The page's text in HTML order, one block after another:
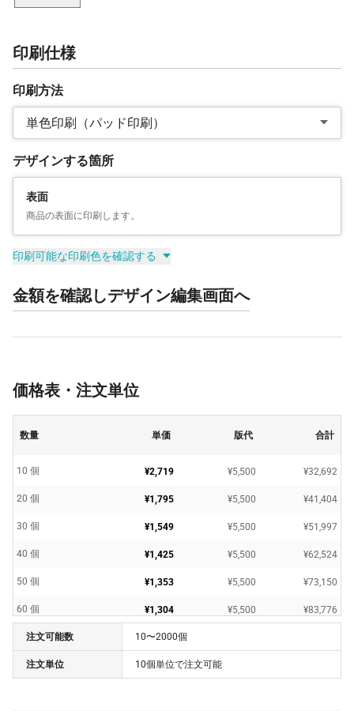
印刷仕様
印刷方法
単色印刷（パッド印刷）
デザインする箇所
表面
商品の表面に印刷します。
印刷可能な印刷色を確認する
金額を確認しデザイン編集画面へ
価格表・注文単位
数量 単価 版代 合計
10 個 ¥2,719 ¥5,500 ¥32,692
20 個 ¥1,795 ¥5,500 ¥41,404
30 個 ¥1,549 ¥5,500 ¥51,997
40 個 ¥1,425 ¥5,500 ¥62,524
50 個 ¥1,353 ¥5,500 ¥73,150
60 個 ¥1,304 ¥5,500 ¥83,776
70 個 ¥1,270
80 個 ¥1,245
注文可能数 10〜2000個
注文単位 10個単位で注文可能